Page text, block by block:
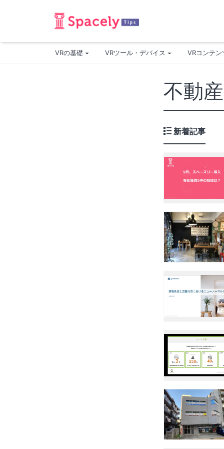
VRの基礎 VRツール・デバイス VRコンテ
不動
新着記事